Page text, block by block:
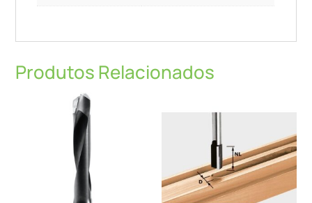
Produtos Relacionados